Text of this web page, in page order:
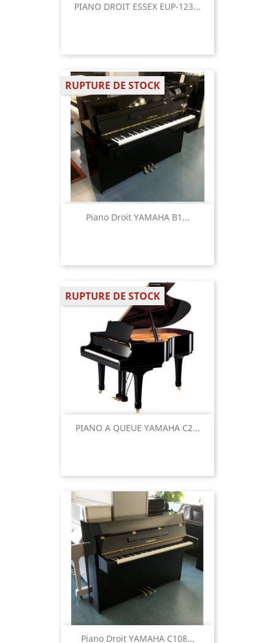
PIANO DROIT ESSEX EUP-123...
Piano Droit YAMAHA B1...
RUPTURE DE STOCK
PIANO A QUEUE YAMAHA C2...
RUPTURE DE STOCK
Piano Droit YAMAHA C108...